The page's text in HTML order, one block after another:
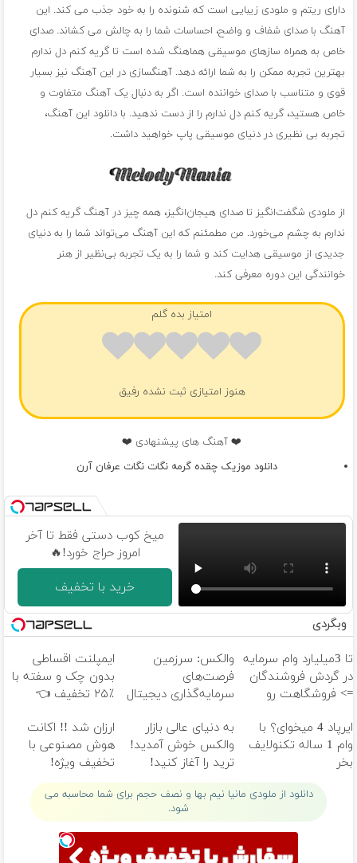
دارای ریتم و ملودی زیبایی است که شنونده را به خود جذب می کند. این
آهنگ با صدای شفاف و واضح، احساسات شما را به چالش می کشاند. صدای
خاص به همراه سازهای موسیقی هماهنگ شده است تا گریه کنم دل ندارم
بهترین تجربه ممکن را به شما ارائه دهد. آهنگسازی در این آهنگ نیز بسیار
قوی و متناسب با صدای خواننده است. اگر به دنبال یک آهنگ متفاوت و
خاص هستید، گریه کنم دل ندارم را از دست ندهید. با دانلود این آهنگ،
تجربه بی نظیری در دنیای موسیقی پاپ خواهید داشت.
از ملودی شگفت‌انگیز تا صدای هیجان‌انگیز، همه چیز در آهنگ گریه کنم دل
ندارم به چشم می‌خورد. من مطمئنم که این آهنگ می‌تواند شما را به دنیای
جدیدی از موسیقی هدایت کند و شما را به یک تجربه بی‌نظیر از هنر
خوانندگی این دوره معرفی کند.
امتیاز بده گلم
هنوز امتیازی ثبت نشده رفیق
❤️ آهنگ های پیشنهادی ❤️
دانلود موزیک چقده گرمه نگات نگات عرفان آرن
میخ کوب دستی فقط تا آخر
امروز حراج خورد!🔥
خرید با تخفیف
وبگردی
تا 3میلیارد وام سرمایه
در گردش فروشندگان
=> فروشگاهت رو
والکس: سرزمین
فرصت‌های
سرمایه‌گذاری دیجیتال
ایمپلنت اقساطی
بدون چک و سفته با
٪۲۵ تخفیف 👈
متخصص
ایرپاد 4 میخوای؟ با
وام 1 ساله تکنولایف
بخر
به دنیای عالی بازار
والکس خوش آمدید!
ترید را آغاز کنید!
ارزان شد !! اکانت
هوش مصنوعی با
تخفیف ویژه!
دانلود از ملودی مانیا نیم بها و نصف حجم برای شما محاسبه می
شود.